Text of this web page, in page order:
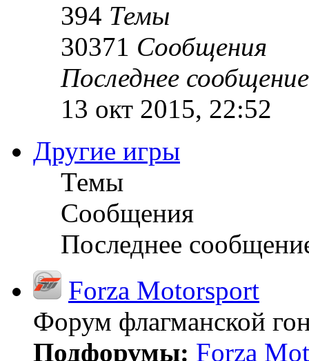
394 Темы
30371 Сообщения
Последнее сообщение
13 окт 2015, 22:52
Другие игры
Темы
Сообщения
Последнее
Forza Motorsport
Форум флагманской
Подфорумы: Forza